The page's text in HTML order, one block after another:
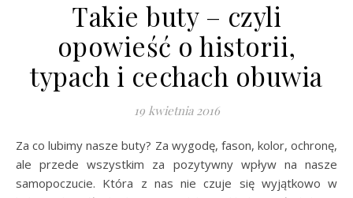
Takie buty – czyli
opowieść o historii,
typach i cechach obuwia
19 kwietnia 2016
Za co lubimy nasze buty? Za wygodę, fason, kolor, ochronę,
ale przede wszystkim za pozytywny wpływ na nasze
samopoczucie. Która z nas nie czuje się wyjątkowo w